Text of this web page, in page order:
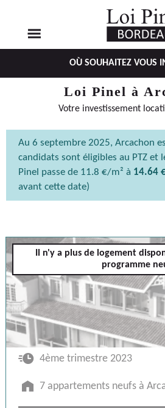
Aller
principal
Aller
contenu
OÙ SOUHAITEZ VOUS
Loi Pinel à
Votre investissement
Au 6 septembre 2025, Arcachon
candidats sont éligibles au PTZ et
Pinel passe de 11.8 €/m² à 14.64
avant cette date)
Il n'y a plus de logement
programme
Arcachon
🕐 4ème trimestre 2023
🏠 7 appartements neufs à